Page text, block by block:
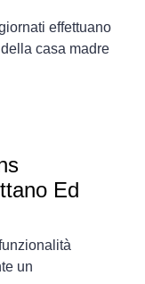
effettuano
casa madre
Ed
un